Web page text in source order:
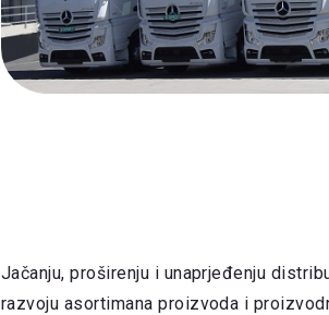
Jačanju, proširenju i unaprjeđenju
razvoju asortimana proizvoda i